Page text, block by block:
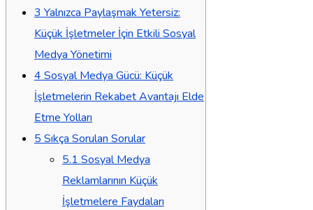
3 Yalnızca Paylaşmak Yetersiz:
Küçük İşletmeler İçin Etkili Sosyal
Medya Yönetimi
4 Sosyal Medya Gücü: Küçük
İşletmelerin Rekabet Avantajı Elde
Etme Yolları
5 Sıkça Sorulan Sorular
5.1 Sosyal Medya
Reklamlarının Küçük
İşletmelere Faydaları